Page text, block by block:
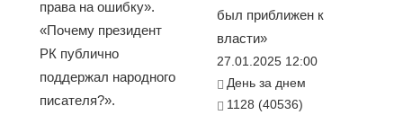
права на ошибку».
«Почему президент
РК публично
поддержал народного
писателя?».
был приближен к
власти»
27.01.2025 12:00
День за днем
1128 (40536)